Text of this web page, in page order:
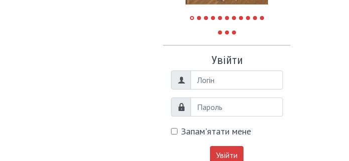
Увійти
Логін
Пароль
Запам'ятати мене
Увійти